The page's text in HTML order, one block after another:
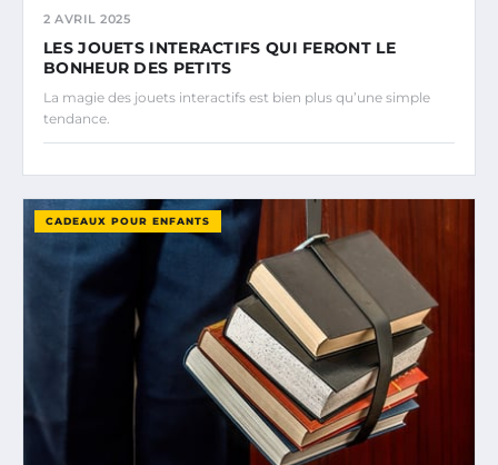
2 AVRIL 2025
LES JOUETS INTERACTIFS QUI FERONT LE
BONHEUR DES PETITS
La magie des jouets interactifs est bien plus qu’une simple
tendance.
CADEAUX POUR ENFANTS